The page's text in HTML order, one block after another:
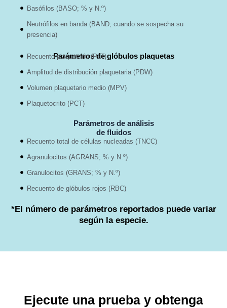
Basófilos (BASO; % y N.º)
Neutrófilos en banda (BAND; cuando se sospecha su
presencia)
Parámetros de glóbulos plaquetas
Recuento plaquetario (PLT)
Amplitud de distribución plaquetaria (PDW)
Volumen plaquetario medio (MPV)
Plaquetocrito (PCT)
Parámetros de análisis
de fluidos
Recuento total de células nucleadas (TNCC)
Agranulocitos (AGRANS; % y N.º)
Granulocitos (GRANS; % y N.º)
Recuento de glóbulos rojos (RBC)
*El número de parámetros reportados puede variar
según la especie.
Ejecute una prueba y obtenga